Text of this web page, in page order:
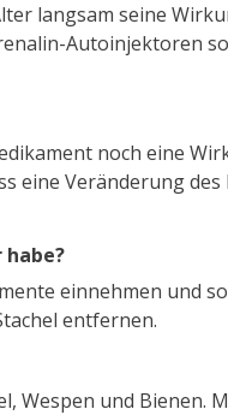
langsam seine
Autoinjektoren
noch eine
eine Veränderung
einnehmen und
entfernen.
Wespen und Bienen.